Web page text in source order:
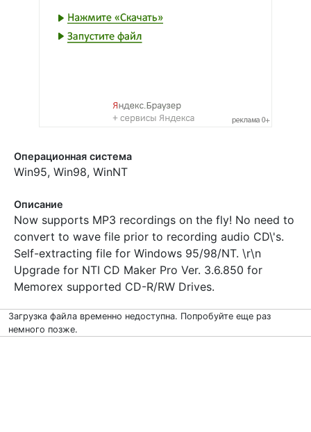
Операционная система
Win95, Win98, WinNT
Описание
Now supports MP3 recordings on the fly! No need to
convert to wave file prior to recording audio CD\'s.
Self-extracting file for Windows 95/98/NT. \r\n
Upgrade for NTI CD Maker Pro Ver. 3.6.850 for
Memorex supported CD-R/RW Drives.
Загрузка файла временно недоступна. Попробуйте еще раз
немного позже.